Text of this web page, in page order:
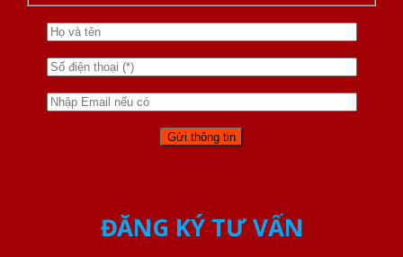
ĐĂNG KÝ TƯ VẤN